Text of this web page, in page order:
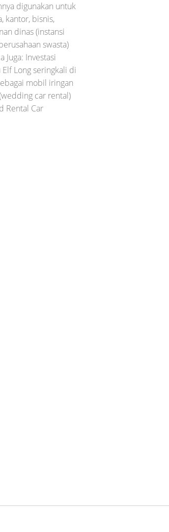
digunakan untuk
kantor, bisnis,
dinas (instansi
swasta)
Juga: Investasi
Long seringkali di
mobil iringan
car rental)
Rental Car